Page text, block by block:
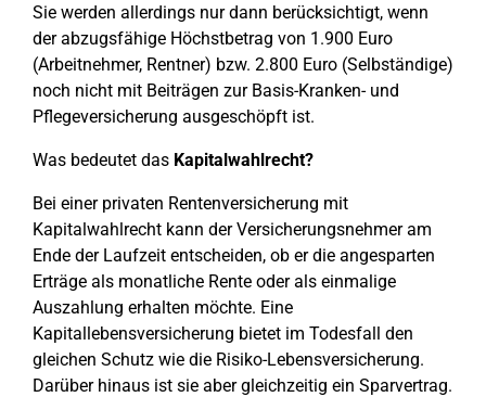
Sie werden allerdings nur dann berücksichtigt, wenn
der abzugsfähige Höchstbetrag von 1.900 Euro
(Arbeitnehmer, Rentner) bzw. 2.800 Euro (Selbständige)
noch nicht mit Beiträgen zur Basis-Kranken- und
Pflegeversicherung ausgeschöpft ist.
Was bedeutet das Kapitalwahlrecht?
Bei einer privaten Rentenversicherung mit
Kapitalwahlrecht kann der Versicherungsnehmer am
Ende der Laufzeit entscheiden, ob er die angesparten
Erträge als monatliche Rente oder als einmalige
Auszahlung erhalten möchte. Eine
Kapitallebensversicherung bietet im Todesfall den
gleichen Schutz wie die Risiko-Lebensversicherung.
Darüber hinaus ist sie aber gleichzeitig ein Sparvertrag.